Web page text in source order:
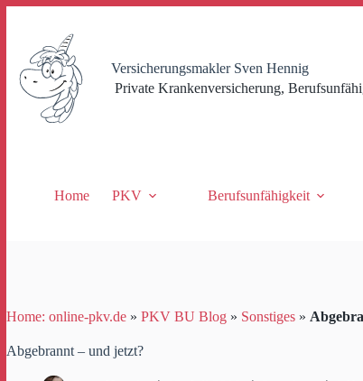
springen
Versicherungsmakler Sven Hennig
Private Krankenversicherung,
Home PKV Berufsunfähigkeit
Home: online-pkv.de » PKV BU Blog » Sonstiges »
Abgebrannt – und jetzt?